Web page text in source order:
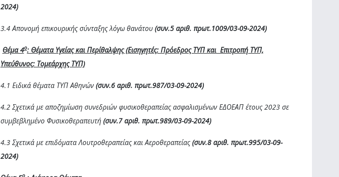
2024)
3.4 Απονομή επικουρικής σύνταξης λόγω θανάτου (συν.5 αριθ. πρωτ.1009/03-09-2024)
Θέμα 4ο: Θέματα Υγείας και Περίθαλψης (Εισηγητές: Πρόεδρος ΤΥΠ και Επιτροπή ΤΥΠ,
Υπεύθυνος: Τομεάρχης ΤΥΠ)
4.1 Ειδικά θέματα ΤΥΠ Αθηνών(συν.6 αριθ. πρωτ.987/03-09-2024)
4.2 Σχετικά με αποζημίωση συνεδριών φυσικοθεραπείας ασφαλισμένων ΕΔΟΕΑΠ έτους 2023 σε
συμβεβλημένο Φυσικοθεραπευτή (συν.7 αριθ. πρωτ.989/03-09-2024)
4.3 Σχετικά με επιδόματα Λουτροθεραπείας και Αεροθεραπείας(συν.8 αριθ. πρωτ.995/03-09-
2024)